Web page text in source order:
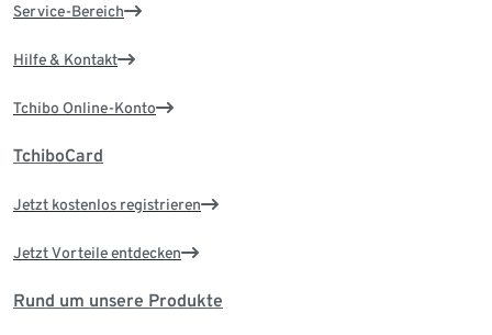
Service-Bereich
Hilfe & Kontakt
Tchibo Online-Konto
TchiboCard
Jetzt kostenlos registrieren
Jetzt Vorteile entdecken
Rund um unsere Produkte